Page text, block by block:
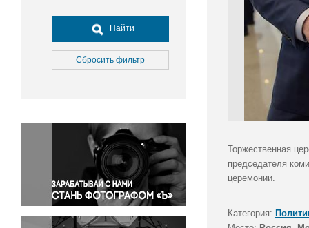
Досуг, туризм и отдых
Культура
Медицина
Окружающая среда
Политика
Правосудие
Происшествия и конфликты
Религия
Светская жизнь
Найти
Сбросить фильтр
Торжественная
председателя
церемонии.
Категория: